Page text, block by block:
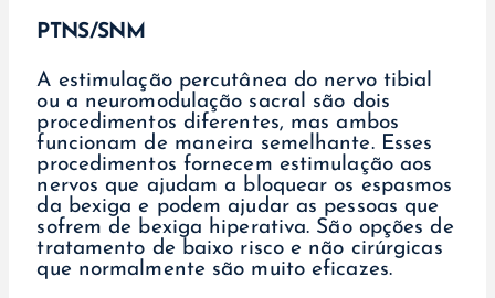
PTNS/SNM
A estimulação percutânea do nervo tibial
ou a neuromodulação sacral são dois
procedimentos diferentes, mas ambos
funcionam de maneira semelhante. Esses
procedimentos fornecem estimulação aos
nervos que ajudam a bloquear os espasmos
da bexiga e podem ajudar as pessoas que
sofrem de bexiga hiperativa. São opções de
tratamento de baixo risco e não cirúrgicas
que normalmente são muito eficazes.